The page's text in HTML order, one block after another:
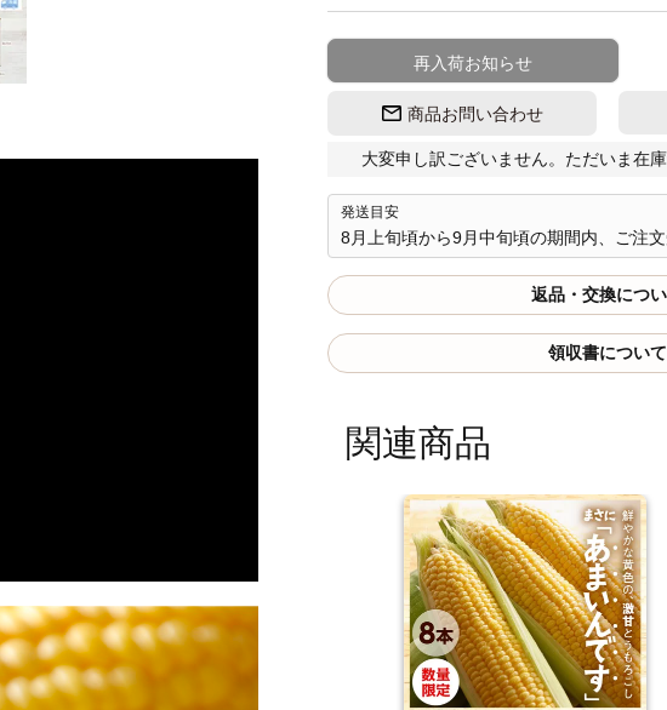
再入荷お知らせ
商品お問い合わせ
大変申し訳ございません。ただいま在
発送目安
8月上旬頃から9月中旬頃の期間内、ご注
返品・交換につ
領収書について
関連商品